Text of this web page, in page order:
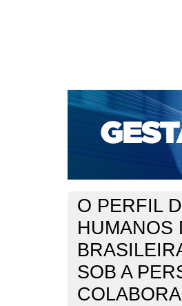
CAPA SOBRE
PORTAL DE REVISTAS DA
PARA SUBMISSÃO DE
Capa
O PERFIL
HUMANOS
SOB A